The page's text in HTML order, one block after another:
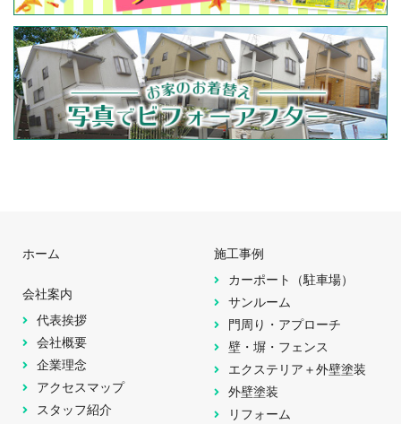
ホーム
会社案内
代表挨拶
会社概要
企業理念
アクセスマップ
スタッフ紹介
施工事例
カーポート（駐車場）
サンルーム
門周り・アプローチ
壁・塀・フェンス
エクステリア＋外壁塗装
外壁塗装
リフォーム